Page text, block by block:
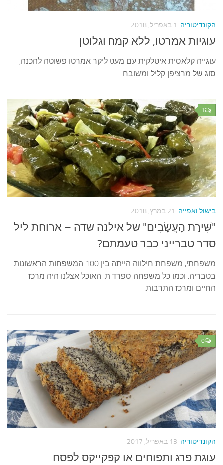
עצות סבתא
נווה הבלוגים
קשר משפחתי
פינת הנכד
הקונדיטוריה 1 באפריל, 2018
עוגיות אמרטו, ללא קמח וגלוטן
עוגייה קלאסית איטלקית עם מעט ליקר אמרטו פשוטה להכנה,
סוג של מרציפן קליל ומשובח
1
בישול ואפייה 21 במרץ, 2018
"שִּׁירַת הָעֲשָׂבִים" של אילנה שדה – ארוחת ליל
סדר טברייני כבר טעמתם?
משפחתי, משפחת חילווה הייתה בין 100 המשפחות הראשונות
בטבריה, וכמו כל משפחה ספרדית, האוכל אצלנו היה מרכז
החיים ומרכז התרבות.
0
הקונדיטוריה 13 באפריל, 2017
עוגת פרג ותפוחים או קפקייקס לפסח